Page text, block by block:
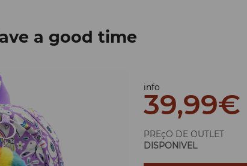
a good time
info
39,99€
PREçO DE OUTLET
DISPONIVEL